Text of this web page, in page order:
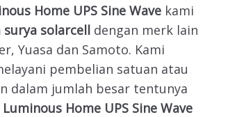
Home UPS Sine Wave kami
solarcell dengan merk lain
Yuasa dan Samoto. Kami
pembelian satuan atau
dalam jumlah besar tentunya
Home UPS Sine Wave